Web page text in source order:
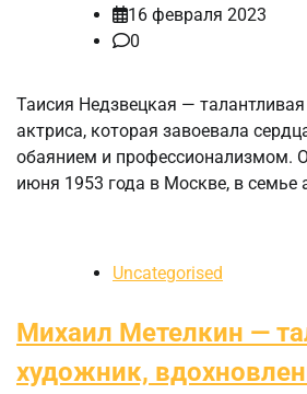
16 февраля 2023
0
Таисия Недзвецкая —
актриса, которая завоевала
обаянием и профессионализмом.
июня 1953 года в Москве, в семье
Uncategorised
Михаил Метелкин —
художник,